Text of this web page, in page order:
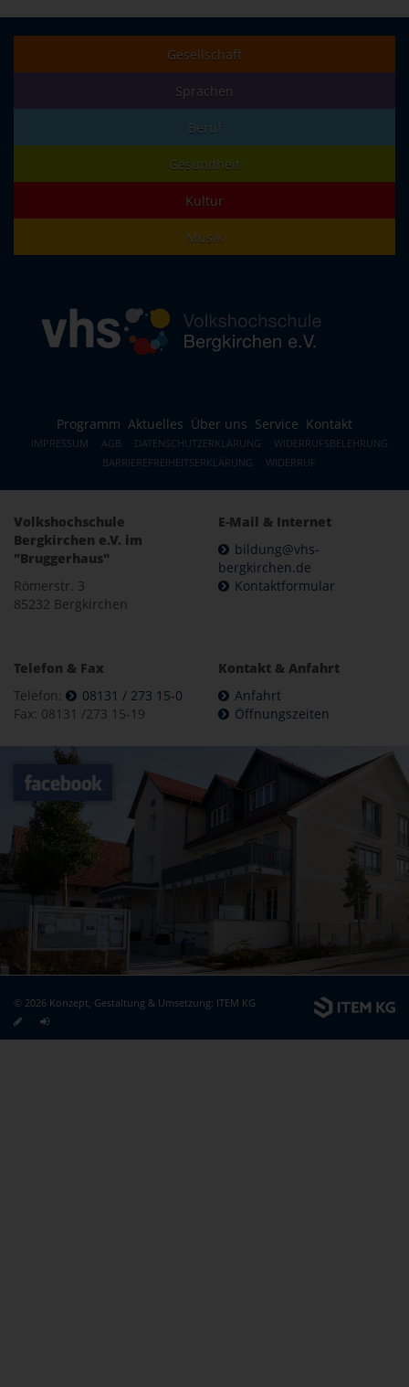
Gesellschaft
Sprachen
Beruf
Gesundheit
Kultur
Musik
Programm Aktuelles Über uns Service Kontakt
IMPRESSUM AGB DATENSCHUTZERKLÄRUNG
WIDERRUFSBELEHRUNG
BARRIEREFREIHEITSERKLÄRUNG
WIDERRUF
Volkshochschule
Bergkirchen e.V. im
"Bruggerhaus"
Römerstr. 3
85232 Bergkirchen
E-Mail & Internet
bildung@vhs-
bergkirchen.de
Kontaktformular
Telefon & Fax
Telefon:
08131 / 273 15-0
Fax: 08131 /273 15-19
Kontakt & Anfahrt
Anfahrt
Öffnungszeiten
© 2026 Konzept, Gestaltung & Umsetzung: ITEM KG